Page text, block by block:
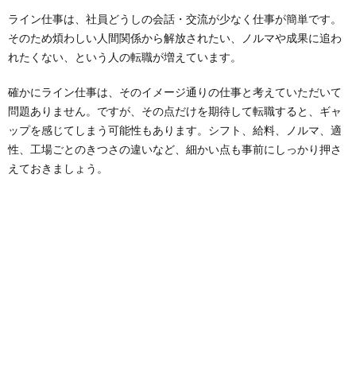
ライン仕事は、社員どうしの会話・交流が少なく仕事が簡単です。
そのため煩わしい人間関係から解放されたい、ノルマや成果に追わ
れたくない、という人の転職が増えています。
確かにライン仕事は、そのイメージ通りの仕事と考えていただいて
問題ありません。ですが、その点だけを期待して転職すると、ギャ
ップを感じてしまう可能性もあります。シフト、給料、ノルマ、適
性、工場ごとのきつさの違いなど、細かい点も事前にしっかり押さ
えておきましょう。